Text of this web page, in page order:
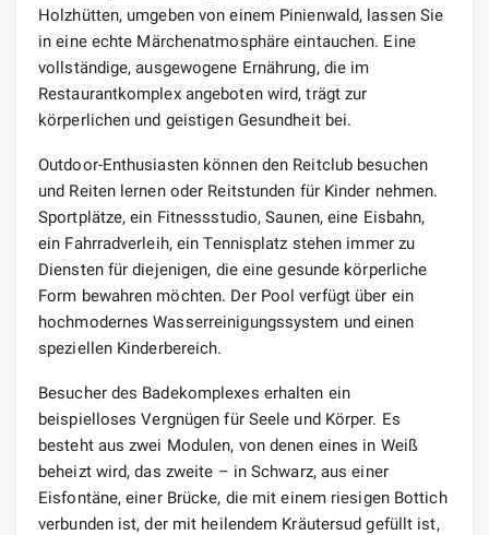
Holzhütten, umgeben von einem Pinienwald, lassen Sie
in eine echte Märchenatmosphäre eintauchen. Eine
vollständige, ausgewogene Ernährung, die im
Restaurantkomplex angeboten wird, trägt zur
körperlichen und geistigen Gesundheit bei.
Outdoor-Enthusiasten können den Reitclub besuchen
und Reiten lernen oder Reitstunden für Kinder nehmen.
Sportplätze, ein Fitnessstudio, Saunen, eine Eisbahn,
ein Fahrradverleih, ein Tennisplatz stehen immer zu
Diensten für diejenigen, die eine gesunde körperliche
Form bewahren möchten. Der Pool verfügt über ein
hochmodernes Wasserreinigungssystem und einen
speziellen Kinderbereich.
Besucher des Badekomplexes erhalten ein
beispielloses Vergnügen für Seele und Körper. Es
besteht aus zwei Modulen, von denen eines in Weiß
beheizt wird, das zweite – in Schwarz, aus einer
Eisfontäne, einer Brücke, die mit einem riesigen Bottich
verbunden ist, der mit heilendem Kräutersud gefüllt ist,